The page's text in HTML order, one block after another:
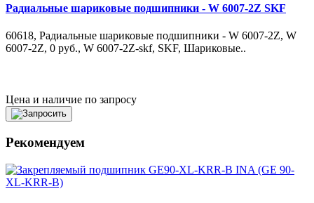
Радиальные шариковые подшипники - W 6007-2Z SKF
60618, Радиальные шариковые подшипники - W 6007-2Z, W
6007-2Z, 0 руб., W 6007-2Z-skf, SKF, Шариковые..
Цена и наличие по запросу
Рекомендуем